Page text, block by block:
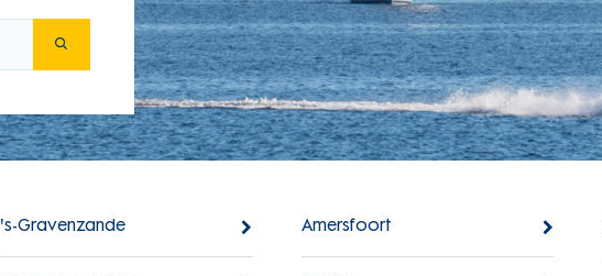
's-Gravenzande Amersfoort